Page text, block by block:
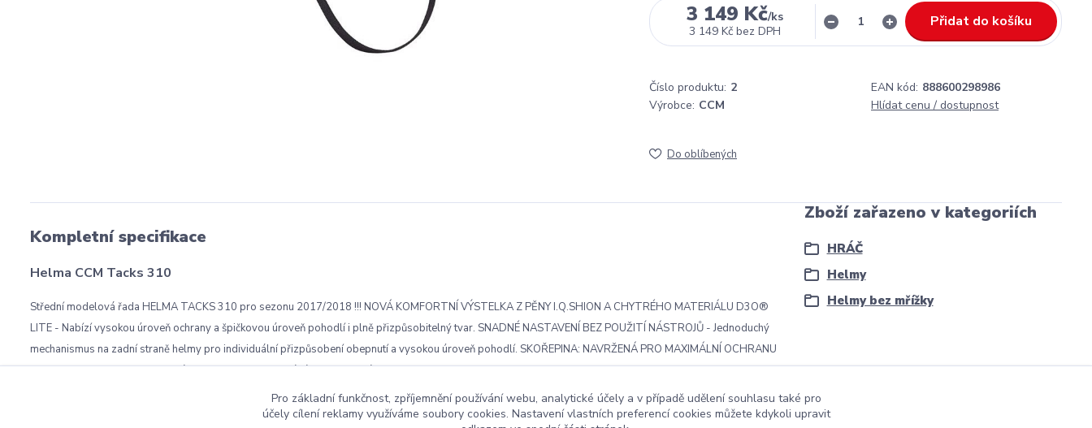
3 149 Kč/ks
3 149 Kč bez DPH
Přidat do košíku
Číslo produktu: 2 EAN kód: 888600298986
Výrobce: CCM Hlídat cenu / dostupnost
Do oblíbených
Kompletní specifikace
Helma CCM Tacks 310
Střední modelová řada HELMA TACKS 310 pro sezonu 2017/2018 !!! NOVÁ KOMFORTNÍ VÝSTELKA Z PĚNY I.Q.SHION A CHYTRÉHO MATERIÁLU D3O®
LITE - Nabízí vysokou úroveň ochrany a špičkovou úroveň pohodlí i plně přizpůsobitelný tvar. SNADNÉ NASTAVENÍ BEZ POUŽITÍ NÁSTROJŮ - Jednoduchý
mechanismus na zadní straně helmy pro individuální přizpůsobení obepnutí a vysokou úroveň pohodlí. SKOŘEPINA: NAVRŽENÁ PRO MAXIMÁLNÍ OCHRANU
- Vzhled preferovaný profesionály s tvarem, který pomáhá pohlcovat nárazy
Zboží zařazeno v kategoriích
HRÁČ
Helmy
Helmy bez mřížky
Pro základní funkčnost, zpříjemnění používání webu, analytické účely a v případě udělení souhlasu také pro
účely cílení reklamy využíváme soubory cookies. Nastavení vlastních preferencí cookies můžete kdykoli upravit